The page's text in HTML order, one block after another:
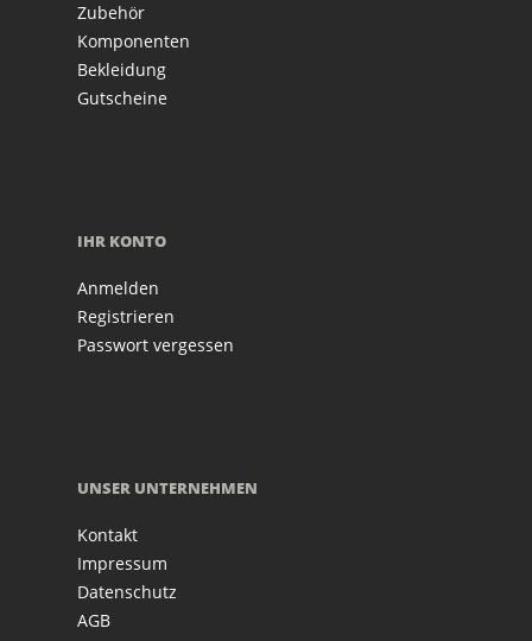
Zubehör
Komponenten
Bekleidung
Gutscheine
IHR KONTO
Anmelden
Registrieren
Passwort vergessen
UNSER UNTERNEHMEN
Kontakt
Impressum
Datenschutz
AGB